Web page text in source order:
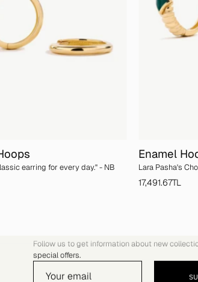
earring for every day.'' - NB
Enamel
Lara Pasha's
17,491.67TL
Follow us to get information about new
special offers.